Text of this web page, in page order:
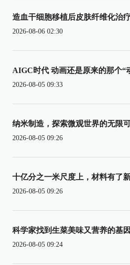
造血干细胞移植后皮肤纤维化治
2026-08-06 02:30
AIGC时代 动画还是原来的那个“
2026-08-05 09:33
纳米制造，探索微观世界的无限
2026-08-05 09:26
十亿分之一米尺度上，材料有了
2026-08-05 09:26
科学家找到生菜美味又营养的基
2026-08-05 09:24